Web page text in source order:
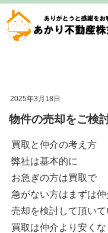
2025年3月18日
物件の売却をご検
買取と仲介の考え方
弊社は基本的に
お急ぎの方は買取で
急がない方はまずは
売却を検討して頂いて
買取は仲介より安く